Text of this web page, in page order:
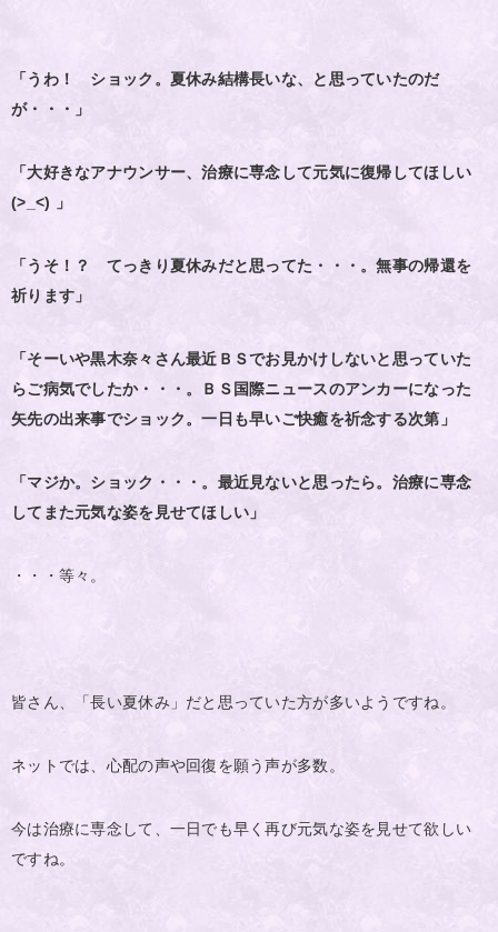
「うわ！ ショック。夏休み結構長いな、と思っていたのだ
が・・・」
「大好きなアナウンサー、治療に専念して元気に復帰してほしい
(>_<) 」
「うそ！？ てっきり夏休みだと思ってた・・・。無事の帰還を
祈ります」
「そーいや黒木奈々さん最近ＢＳでお見かけしないと思っていた
らご病気でしたか・・・。ＢＳ国際ニュースのアンカーになった
矢先の出来事でショック。一日も早いご快癒を祈念する次第」
「マジか。ショック・・・。最近見ないと思ったら。治療に専念
してまた元気な姿を見せてほしい」
・・・等々。
皆さん、「長い夏休み」だと思っていた方が多いようですね。
ネットでは、心配の声や回復を願う声が多数。
今は治療に専念して、一日でも早く再び元気な姿を見せて欲しい
ですね。